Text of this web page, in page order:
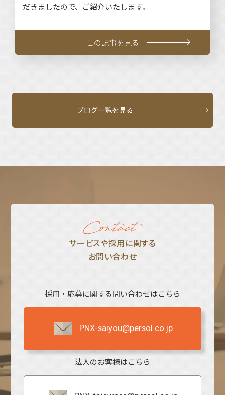
だきましたので、ご紹介いたします。
この記事を見る
ブログ一覧を見る
サービスや採⽤に関する
お問い合わせ
採用・応募に関する問い合わせはこちら
PNX-saiyou@persol.co.jp
法人のお客様はこちら